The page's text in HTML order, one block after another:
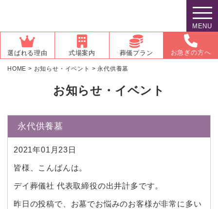
MENU
選ばれる理由 式場案内 葬儀プラン お急ぎの方へ
HOME > お知らせ・イベント >永代供養墓
お知らせ・イベント
永代供養墓
2021年01月23日
皆様、こんばんは。
デイ葬儀社 代表取締役の出井計多です。
昨日の投稿で、お墓でお悩みのお客様が非常に多い